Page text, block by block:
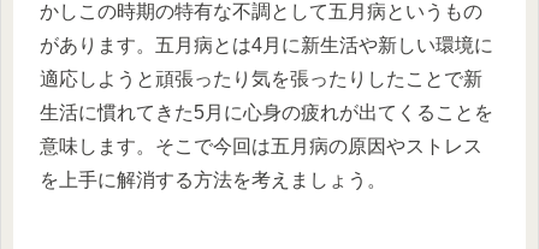
かしこの時期の特有な不調として五月病というもの
があります。五月病とは4月に新生活や新しい環境に
適応しようと頑張ったり気を張ったりしたことで新
生活に慣れてきた5月に心身の疲れが出てくることを
意味します。そこで今回は五月病の原因やストレス
を上手に解消する方法を考えましょう。